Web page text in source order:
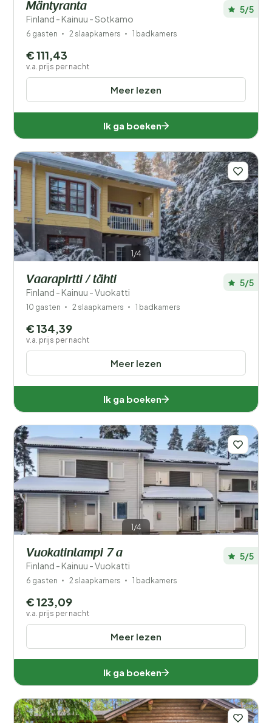
Mäntyranta
Finland - Kainuu - Sotkamo
5/5
6 gasten 2 slaapkamers 1 badkamers
Meer lezen
€ 111,43
v.a. prijs per nacht
Ik ga boeken
1/4
Vaarapirtti / tähti
Finland - Kainuu - Vuokatti
5/5
10 gasten 2 slaapkamers 1 badkamers
Meer lezen
€ 134,39
v.a. prijs per nacht
Ik ga boeken
1/4
Vuokatinlampi 7 a
Finland - Kainuu - Vuokatti
5/5
6 gasten 2 slaapkamers 1 badkamers
Meer lezen
€ 123,09
v.a. prijs per nacht
Ik ga boeken